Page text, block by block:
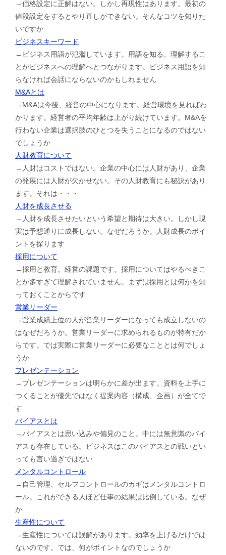
→価格設定に正解はない。しかし再現性はあります。最初の
値段設定をするとやり直しができない。そんなコツを知りた
いですか
ビジネスキーワード
→ビジネス用語が氾濫しています。用語を知る、理解するこ
とがビジネスへの理解へとつながります。ビジネス用語を知
らなければ会話にならないのかもしれません
M&Aとは
→M&Aは今後、経営の中心になります。経営環境を見ればわ
かります。経営者の平均年齢は上がり続けています。M&Aを
行わない企業は選択肢のひとつを失うことになるのではない
でしょうか
人財教育について
→人財はコストではない。企業の中心には人財があり、企業
の発展には人財が欠かせない。その人財教育にも秘訣があり
ます。それは・・・
人財を成長させる
→人財を成長させたいという希望と期待は大きい。しかし現
実は予想通りに成長しない。なぜだろうか。人財成長のポイ
ントを探ります
採用について
→採用と教育。経営の課題です。採用についてはやるべきこ
とが多すぎて理解されていません。まずは採用とは何かを知
っておくことからです
営業リーダー
→営業成績上位の人が営業リーダーになっても成立しないの
はなぜだろうか。営業リーダーに求められるものが特有だか
らです。では実際に営業リーダーに必要なこととは何でしょ
うか
プレゼンテーション
→プレゼンテーションは明らかに差が出ます。資料を上手に
つくることが優先ではなく提案内容（構成、企画）が全てで
す
バイアスとは
→バイアスとは思い込みや偏見のこと。中には無意識のバイ
アスも存在している。ビジネスはこのバイアスとの戦いとい
っても言い過ぎではない
メンタルコントロール
→自己管理、セルフコントロールのカギはメンタルコントロ
ール。これができる人ほど仕事の結果は比例している。なぜ
か
生産性について
→生産性については誤解があります。効率を上げるだけでは
ないのです。では、何がポイントなのでしょうか